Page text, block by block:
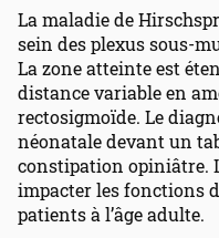
La maladie de
sein des plexus sous-
La zone atteinte est
distance variable en
rectosigmoïde. Le
néonatale devant un
constipation opiniâtre.
impacter les fonctions
patients à l’âge adulte.